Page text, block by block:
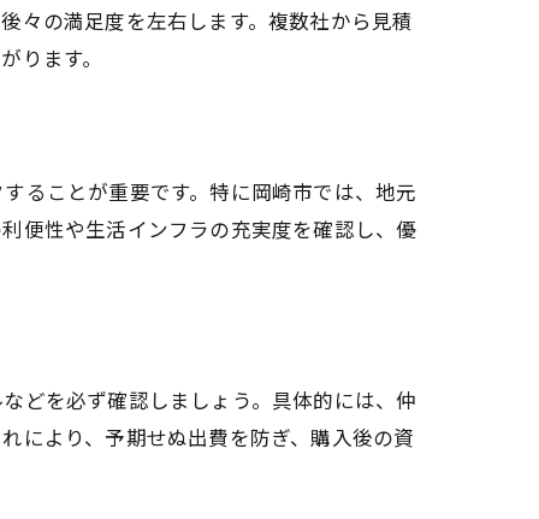
々の満足度を左右します。複数社から見積
ります。
ることが重要です。特に岡崎市では、地元
便性や生活インフラの充実度を確認し、優
どを必ず確認しましょう。具体的には、仲
により、予期せぬ出費を防ぎ、購入後の資